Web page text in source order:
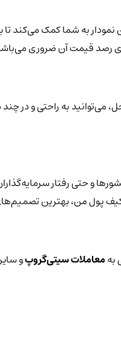
نمودار به شما کمک می‌کند تا
رصد قیمت آن ضروری
می‌توانید به راحتی و در
و حتی رفتار
پول من، بهترین
بهمعاملات سیتی‌گروپو